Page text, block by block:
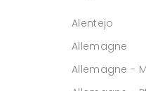
Alentejo
Allemagne
Allemagne -